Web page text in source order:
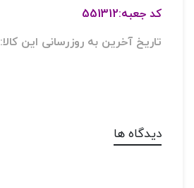
کد جعبه:551312
تاریخ آخرین به روزرسانی این کالا:405.02.15
دیدگاه ها